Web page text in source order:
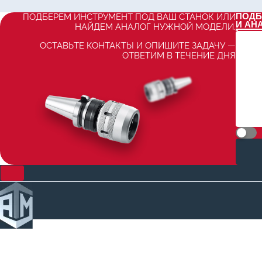
ПОДБЕРЕМ ИНСТРУМЕНТ ПОД ВАШ СТАНОК ИЛИ
НАЙДЕМ АНАЛОГ НУЖНОЙ МОДЕЛИ.
ОСТАВЬТЕ КОНТАКТЫ И ОПИШИТЕ ЗАДАЧУ —
ОТВЕТИМ В ТЕЧЕНИЕ ДНЯ
И